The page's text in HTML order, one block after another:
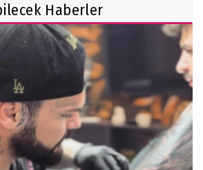
dönüyor
Haberler